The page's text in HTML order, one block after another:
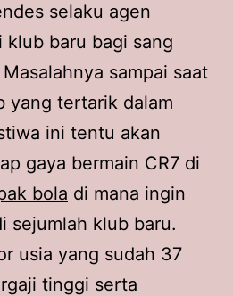
selaku agen
klub baru bagi sang
sampai saat
yang tertarik dalam
ini tentu akan
gaya bermain CR7 di
bola di mana ingin
sejumlah klub baru.
usia yang sudah 37
tinggi serta